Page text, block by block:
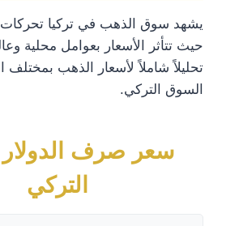
يشهد سوق الذهب في تركيا تحركات
حيث تتأثر الأسعار بعوامل محلية
تحليلاً شاملاً لأسعار الذهب بمختلف
السوق التركي.
سعر صرف الدولار
التركي